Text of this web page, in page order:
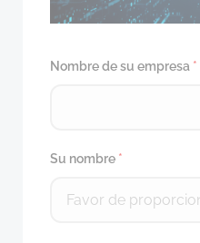
Nombre de su empresa *
Su nombre *